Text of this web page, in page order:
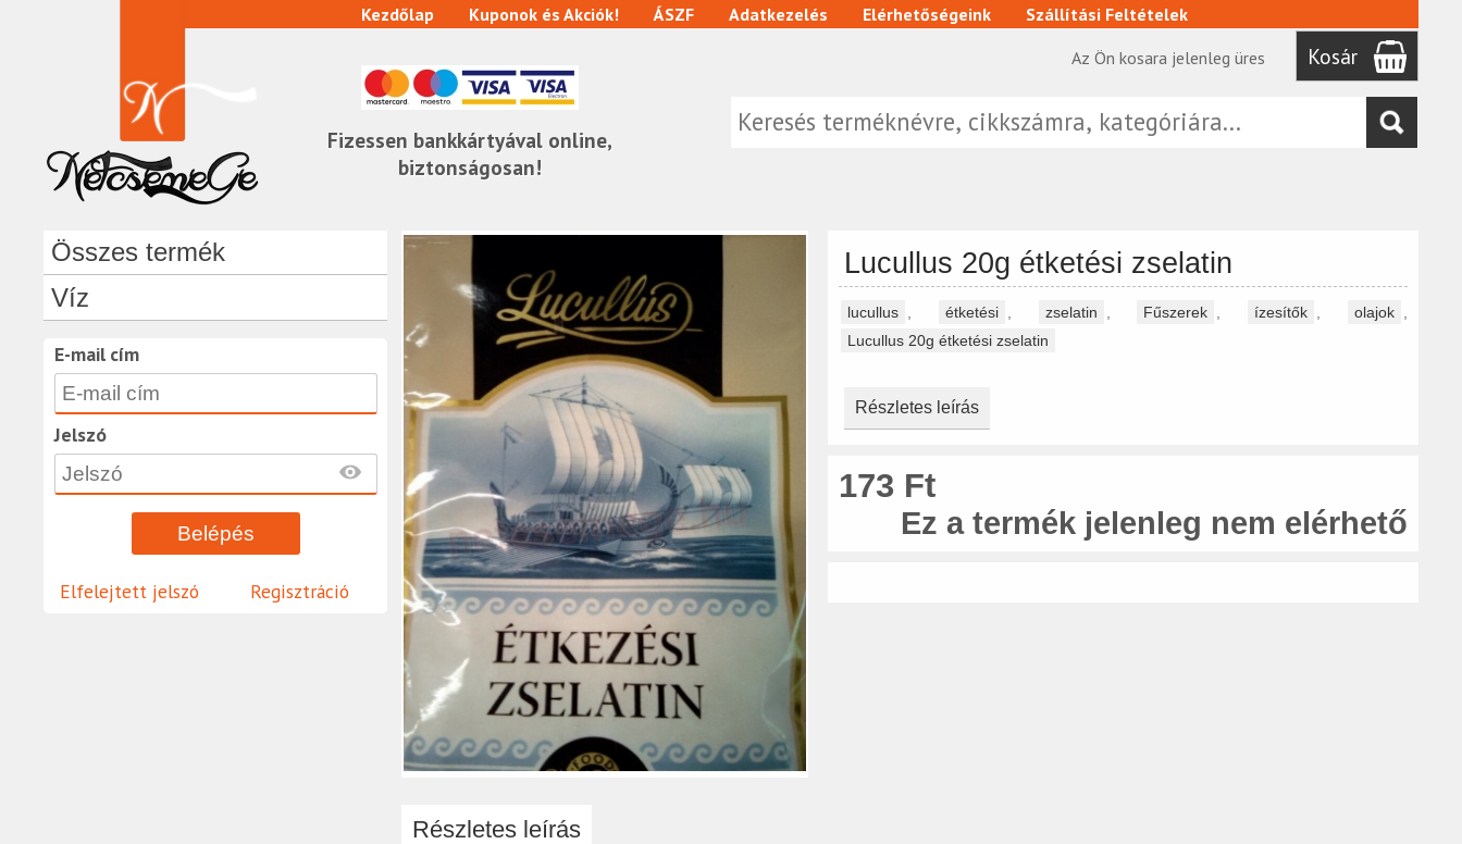
Fizessen bankkártyával online,
biztonságosan!
Kezdőlap Kuponok és Akciók! ÁSZF Adatkezelés Elérhetőségeink
Szállítási Feltételek
Az Ön kosara jelenleg üres
Kosár
Összes termék
Víz
E-mail cím
Jelszó
Elfelejtett jelszó Regisztráció
Lucullus 20g étketési zselatin
lucullus étketési zselatin Fűszerek ízesítők olajok
Lucullus 20g étketési zselatin
Részletes leírás
173 Ft
Ez a termék jelenleg nem elérhető
Részletes leírás